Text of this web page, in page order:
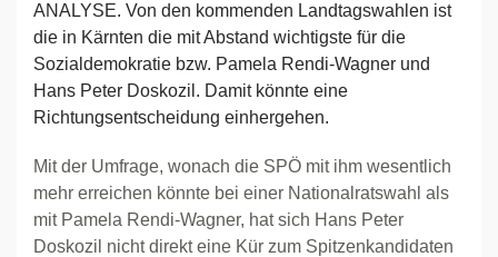
ANALYSE. Von den kommenden Landtagswahlen ist
die in Kärnten die mit Abstand wichtigste für die
Sozialdemokratie bzw. Pamela Rendi-Wagner und
Hans Peter Doskozil. Damit könnte eine
Richtungsentscheidung einhergehen.
Mit der Umfrage, wonach die SPÖ mit ihm wesentlich
mehr erreichen könnte bei einer Nationalratswahl als
mit Pamela Rendi-Wagner, hat sich Hans Peter
Doskozil nicht direkt eine Kür zum Spitzenkandidaten